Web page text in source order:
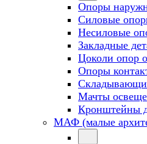
Опоры
Силовые
Несиловые
Закладные
Цоколи опор
Опоры
Мачты
Кронштейны
МАФ (малые